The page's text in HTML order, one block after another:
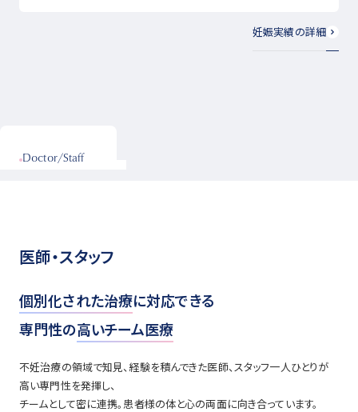
妊娠実績の詳細
Doctor/Staff
医師・スタッフ
個別化された治療に対応できる
専門性の高いチーム医療
不妊治療の領域で知見、経験を積んできた医師、スタッフ一人ひとりが
高い専門性を発揮し、
チームとして密に連携。患者様の体と心の両面に向き合っています。